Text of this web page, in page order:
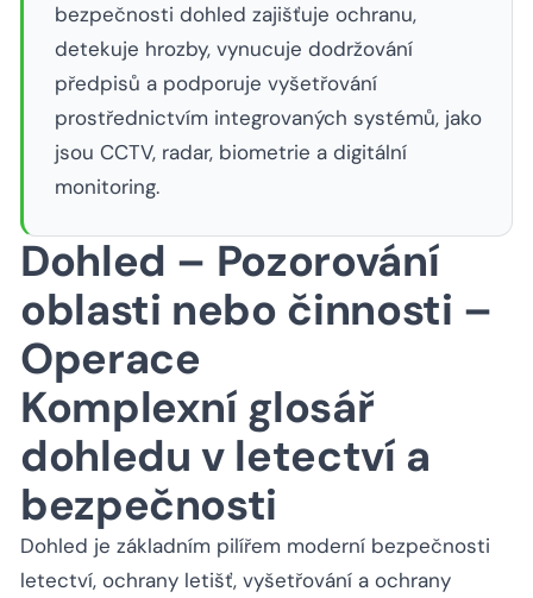
bezpečnosti dohled zajišťuje ochranu,
detekuje hrozby, vynucuje dodržování
předpisů a podporuje vyšetřování
prostřednictvím integrovaných systémů, jako
jsou CCTV, radar, biometrie a digitální
monitoring.
Dohled – Pozorování
oblasti nebo činnosti –
Operace
Komplexní glosář
dohledu v letectví a
bezpečnosti
Dohled je základním pilířem moderní bezpečnosti
letectví, ochrany letišť, vyšetřování a ochrany